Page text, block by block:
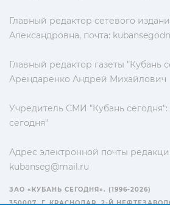
Главный редактор сетевого
Александровна, почта:
Главный редактор газеты "Кубань
Арендаренко Андрей Михайлович
Учредитель СМИ "Кубань
сегодня"
Адрес электронной почты
kubanseg@mail.ru
ЗАО «КУБАНЬ СЕГОДНЯ». (1996-2026)
350007, Г. КРАСНОДАР, 2-Й